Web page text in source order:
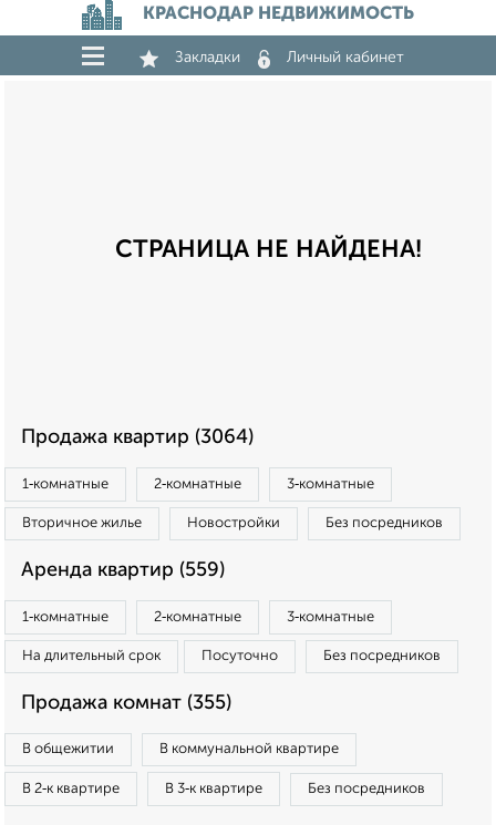
КРАСНОДАР НЕДВИЖИМОСТЬ
Закладки Личный кабинет
СТРАНИЦА НЕ НАЙДЕНА!
Продажа квартир (3064)
1‑комнатные 2‑комнатные 3‑комнатные
Вторичное жилье Новостройки Без посредников
Аренда квартир (559)
1‑комнатные 2‑комнатные 3‑комнатные
На длительный срок Посуточно Без посредников
Продажа комнат (355)
В общежитии В коммунальной квартире
В 2‑к квартире В 3‑к квартире Без посредников